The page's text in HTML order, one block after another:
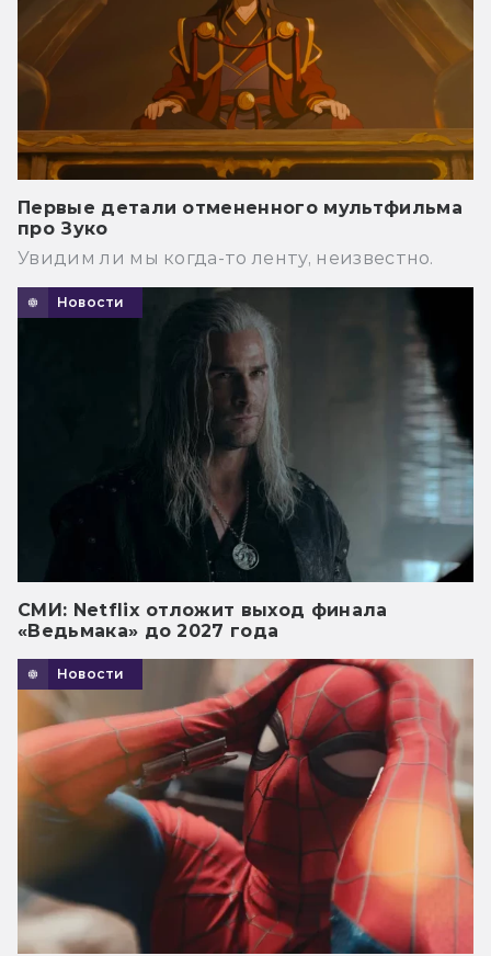
Первые детали отмененного мультфильма
про Зуко
Увидим ли мы когда-то ленту, неизвестно.
Новости
СМИ: Netflix отложит выход финала
«Ведьмака» до 2027 года
Новости